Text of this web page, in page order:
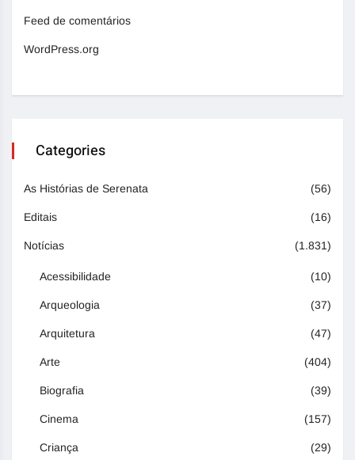
Feed de comentários
WordPress.org
Categories
As Histórias de Serenata (56)
Editais (16)
Notícias (1.831)
Acessibilidade (10)
Arqueologia (37)
Arquitetura (47)
Arte (404)
Biografia (39)
Cinema (157)
Criança (29)